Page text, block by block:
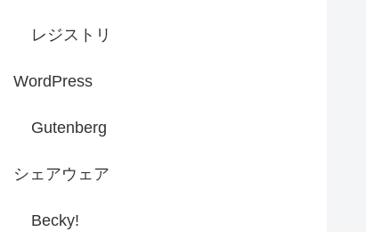
レジストリ
WordPress
Gutenberg
シェアウェア
Becky!